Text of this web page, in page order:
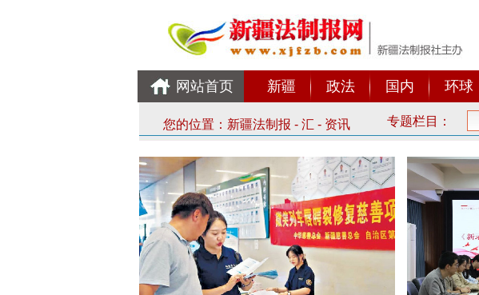
网站首页 新疆 政法 国内 环球
您的位置： 新疆法制报 - 汇 - 资讯 专题栏目：